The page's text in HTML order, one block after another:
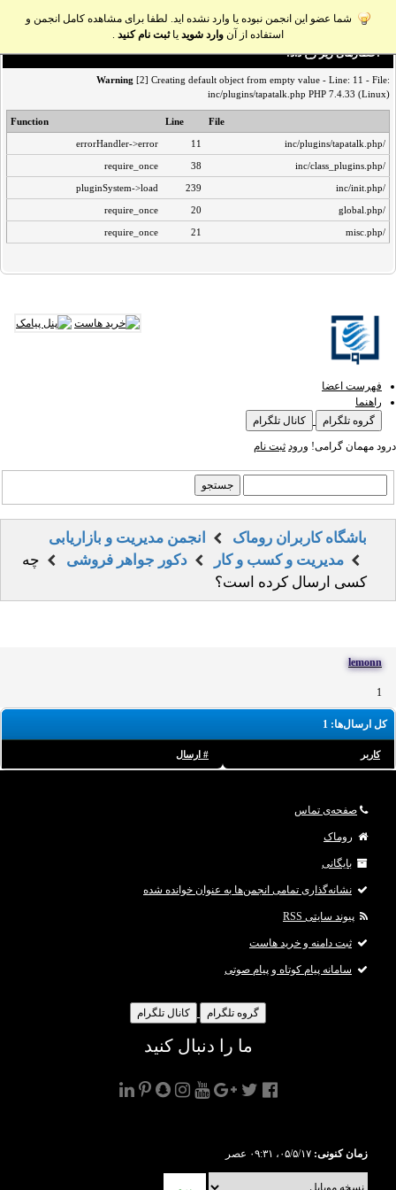
شما عضو این انجمن نبوده یا وارد نشده اید. لطفا برای مشاهده کامل انجمن و
استفاده از آن وارد شوید یاثبت نام کنید .
اخطار‌های زیر رخ داد:
Warning [2] Creating default object from empty value - Line: 11 - File:
inc/plugins/tapatalk.php PHP 7.4.33 (Linux)
File
Line
Function
/inc/plugins/tapatalk.php
11
errorHandler->error
/inc/class_plugins.php
38
require_once
/inc/init.php
239
pluginSystem->load
/global.php
20
require_once
/misc.php
21
require_once
فهرست اعضا
راهنما
گروه تلگرام
کانال تلگرام
درود مهمان گرامی! ورود ثبت نام
باشگاه کاربران روماک
انجمن مدیریت و بازاریابی
مدیریت و کسب و کار
دکور جواهر فروشی
چه
کسی ارسال کرده است؟
lemonn
1
کل ارسال‌ها: 1
کاربر # ارسال
صفحه‌ی تماس
روماک
بایگانی
نشانه‌گذاری تمامی انجمن‌ها به عنوان خوانده شده
پیوند سایتی RSS
ثبت دامنه و خرید هاست
سامانه پیام کوتاه و پیام صوتی
گروه تلگرام کانال تلگرام
ما را دنبال کنید
زمان کنونی: ۰۵/۵/۱۷، ۰۹:۳۱ عصر